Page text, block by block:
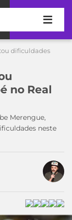
dificuldades
no Real
Merengue,
neste